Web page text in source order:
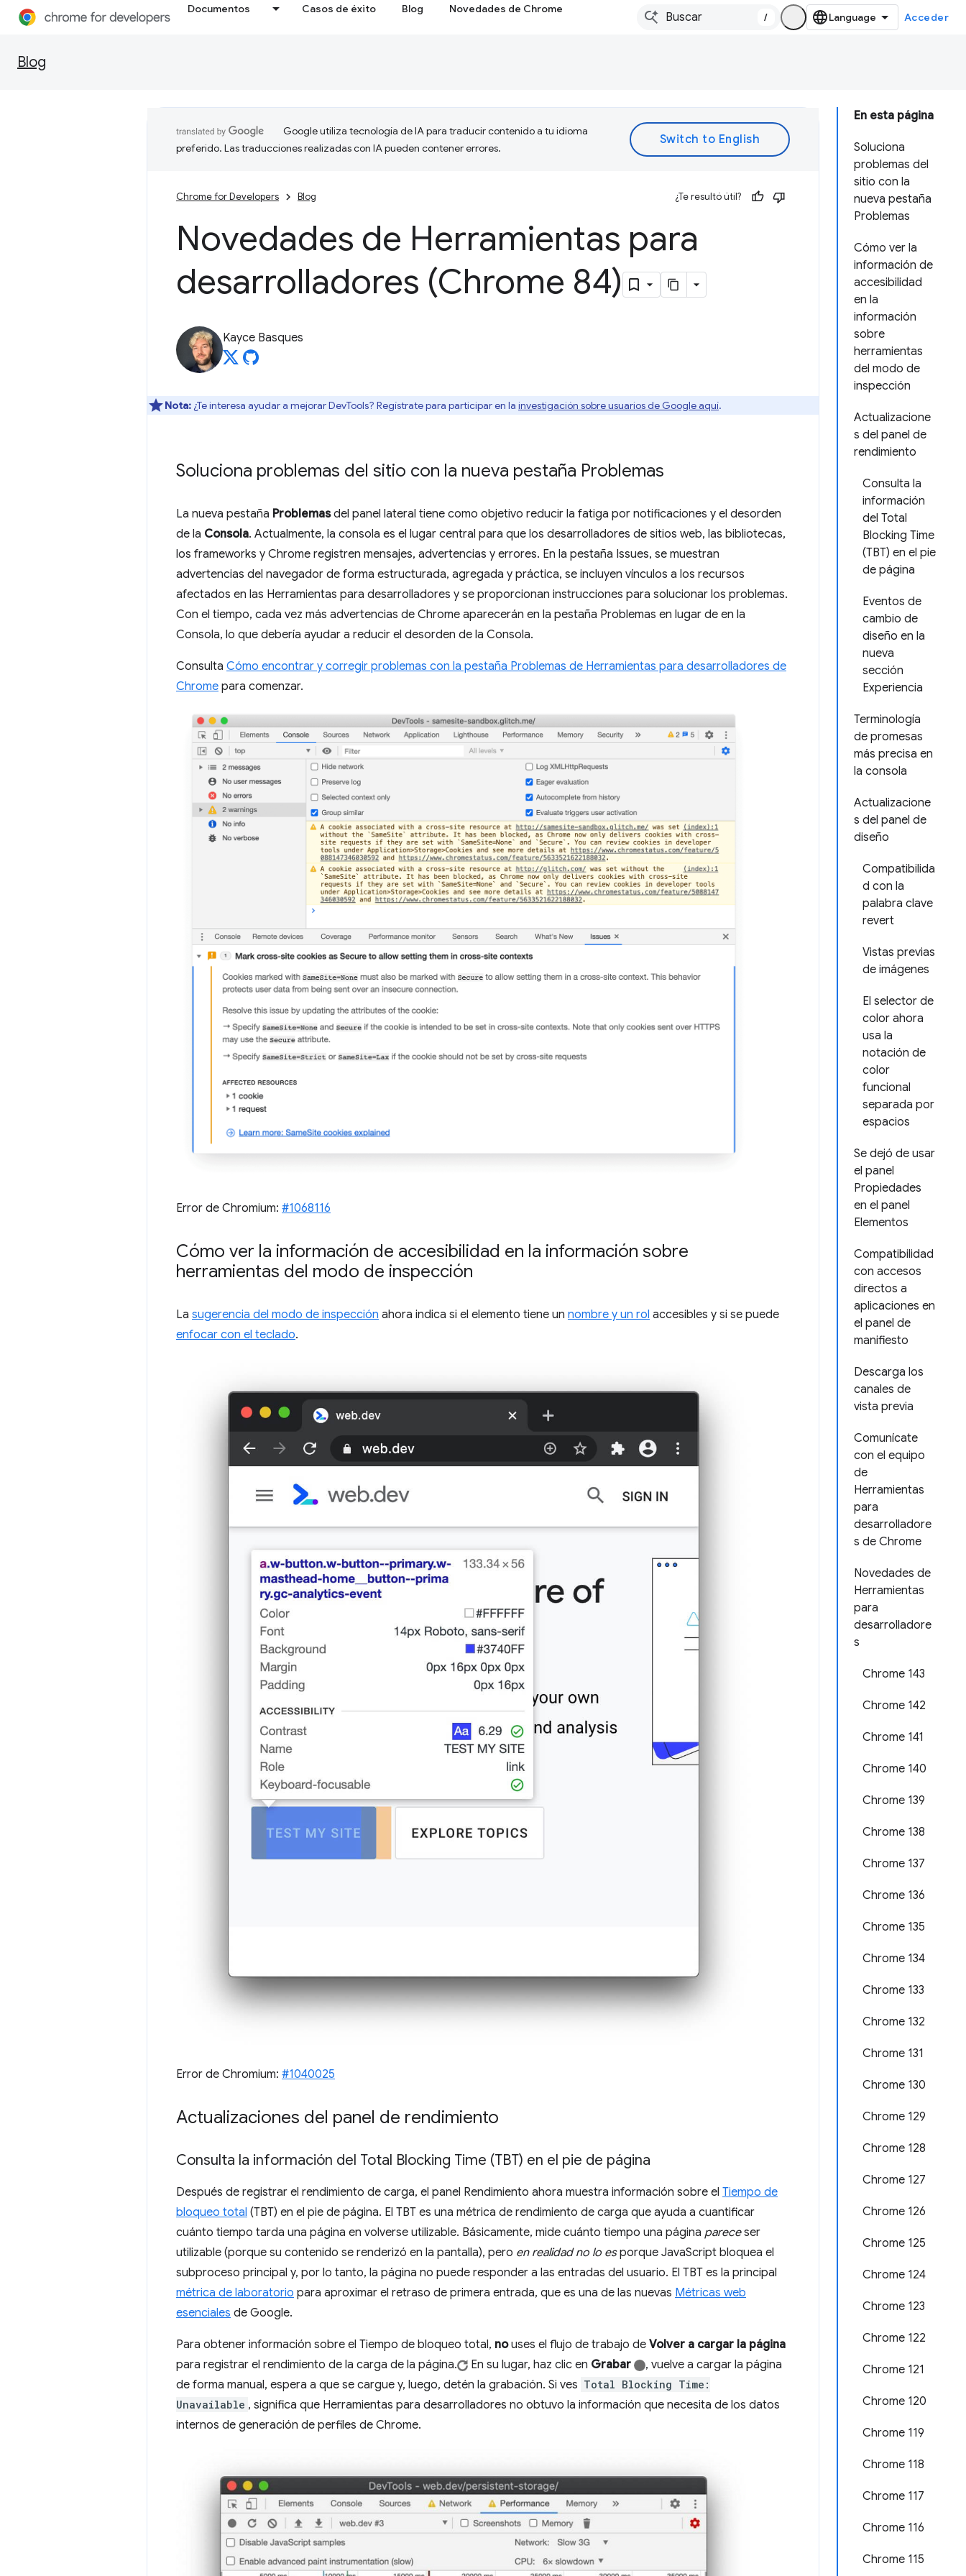
Documentos Casos de éxito Blog Novedades de Chrome
/ Acceder
Blog
En esta página
Soluciona
problemas del
sitio con la
nueva pestaña
Problemas
Cómo ver la
información de
accesibilidad
en la
información
sobre
herramientas
del modo de
inspección
Actualizacione
s del panel de
rendimiento
Consulta la
información
del Total
Blocking Time
(TBT) en el pie
de página
Eventos de
cambio de
diseño en la
nueva
sección
Experiencia
Terminología
de promesas
más precisa en
la consola
Actualizacione
s del panel de
diseño
Compatibilida
d con la
palabra clave
revert
Vistas previas
de imágenes
El selector de
color ahora
usa la
notación de
color
funcional
separada por
espacios
Se dejó de usar
el panel
Propiedades
en el panel
Elementos
Compatibilidad
con accesos
directos a
aplicaciones en
el panel de
manifiesto
Descarga los
canales de
vista previa
Comunícate
con el equipo
de
Herramientas
para
desarrolladore
s de Chrome
Novedades de
Herramientas
para
desarrolladore
s
Chrome 143
Chrome 142
Chrome 141
Chrome 140
Chrome 139
Chrome 138
Chrome 137
Chrome 136
Chrome 135
Chrome 134
Chrome 133
Chrome 132
Chrome 131
Chrome 130
Chrome 129
Chrome 128
Chrome 127
Chrome 126
Chrome 125
Chrome 124
Chrome 123
Chrome 122
Chrome 121
Chrome 120
Chrome 119
Chrome 118
Chrome 117
Chrome 116
Chrome 115
Google utiliza tecnología de IA para traducir contenido a tu idioma
preferido. Las traducciones realizadas con IA pueden contener errores.
Chrome for Developers Blog ¿Te resultó útil?
Novedades de Herramientas para
desarrolladores (Chrome 84)
Kayce Basques
Nota: ¿Te interesa ayudar a mejorar DevTools? Regístrate para participar en la investigación sobre usuarios de Google aquí.
Soluciona problemas del sitio con la nueva pestaña Problemas
La nueva pestaña Problemasdel panel lateral tiene como objetivo reducir la fatiga por notificaciones y el desorden
de la Consola. Actualmente, la consola es el lugar central para que los desarrolladores de sitios web, las bibliotecas,
los frameworks y Chrome registren mensajes, advertencias y errores. En la pestaña Issues, se muestran
advertencias del navegador de forma estructurada, agregada y práctica, se incluyen vínculos a los recursos
afectados en las Herramientas para desarrolladores y se proporcionan instrucciones para solucionar los problemas.
Con el tiempo, cada vez más advertencias de Chrome aparecerán en la pestaña Problemas en lugar de en la
Consola, lo que debería ayudar a reducir el desorden de la Consola.
Consulta Cómo encontrar y corregir problemas con la pestaña Problemas de Herramientas para desarrolladores de
Chrome para comenzar.
Error de Chromium: #1068116
Cómo ver la información de accesibilidad en la información sobre
herramientas del modo de inspección
La sugerencia del modo de inspección ahora indica si el elemento tiene un nombre y un rol accesibles y si se puede
enfocar con el teclado.
Error de Chromium: #1040025
Actualizaciones del panel de rendimiento
Consulta la información del Total Blocking Time (TBT) en el pie de página
Después de registrar el rendimiento de carga, el panel Rendimiento ahora muestra información sobre el Tiempo de
bloqueo total (TBT) en el pie de página. El TBT es una métrica de rendimiento de carga que ayuda a cuantificar
cuánto tiempo tarda una página en volverse utilizable. Básicamente, mide cuánto tiempo una página pareceser
utilizable (porque su contenido se renderizó en la pantalla), pero en realidad no lo esporque JavaScript bloquea el
subproceso principal y, por lo tanto, la página no puede responder a las entradas del usuario. El TBT es la principal
métrica de laboratorio para aproximar el retraso de primera entrada, que es una de las nuevas Métricas web
esenciales de Google.
Para obtener información sobre el Tiempo de bloqueo total, nouses el flujo de trabajo de Volver a cargar la página
para registrar el rendimiento de la carga de la página.
En su lugar, haz clic en Grabar
, vuelve a cargar la página
de forma manual, espera a que se cargue y, luego, detén la grabación. Si ves Total Blocking Time:
Unavailable , significa que Herramientas para desarrolladores no obtuvo la información que necesita de los datos
internos de generación de perfiles de Chrome.